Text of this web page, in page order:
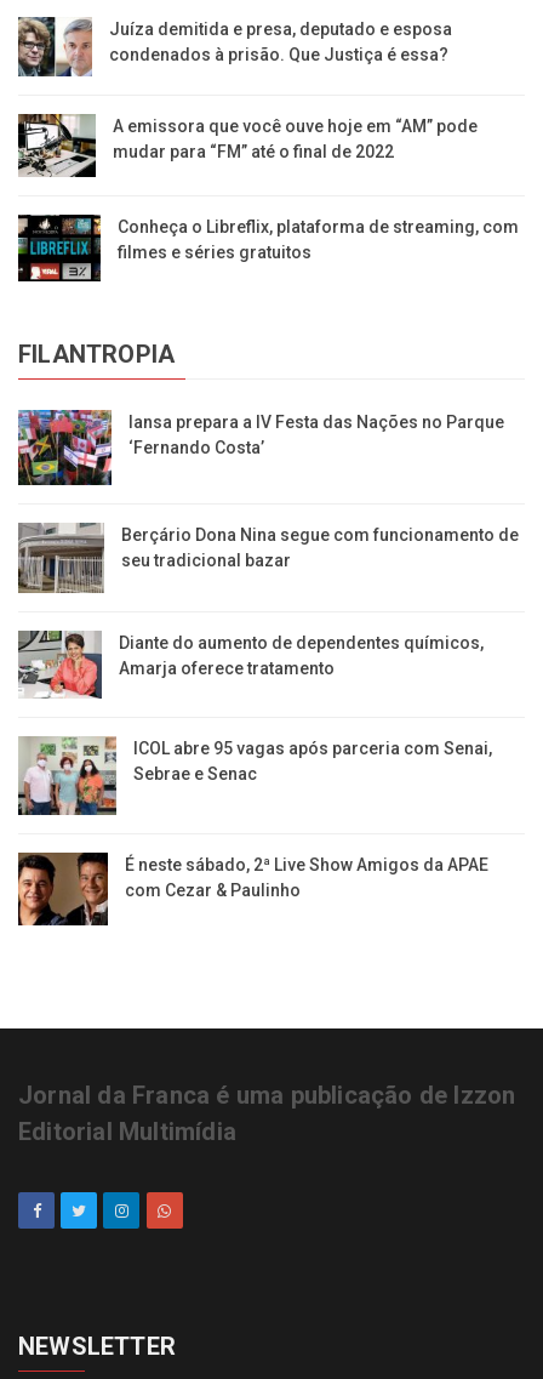
Juíza demitida e presa, deputado e esposa
condenados à prisão. Que Justiça é essa?
A emissora que você ouve hoje em “AM” pode
mudar para “FM” até o final de 2022
Conheça o Libreflix, plataforma de streaming, com
filmes e séries gratuitos
FILANTROPIA
Iansa prepara a IV Festa das Nações no Parque
‘Fernando Costa’
Berçário Dona Nina segue com funcionamento de
seu tradicional bazar
Diante do aumento de dependentes químicos,
Amarja oferece tratamento
ICOL abre 95 vagas após parceria com Senai,
Sebrae e Senac
É neste sábado, 2ª Live Show Amigos da APAE
com Cezar & Paulinho
Jornal da Franca é uma publicação de Izzon
Editorial Multimídia
NEWSLETTER